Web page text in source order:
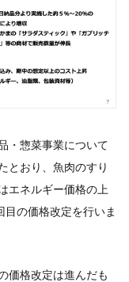
・惣菜事業について
とおり、魚肉のすり
エネルギー価格の上
の価格改定を行いま
価格改定は進んだも